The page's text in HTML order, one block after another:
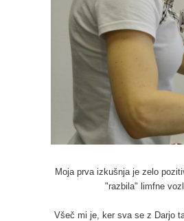
Moja prva izkušnja je zelo
"razbila" limfne
Všeč mi je, ker sva se z Darjo